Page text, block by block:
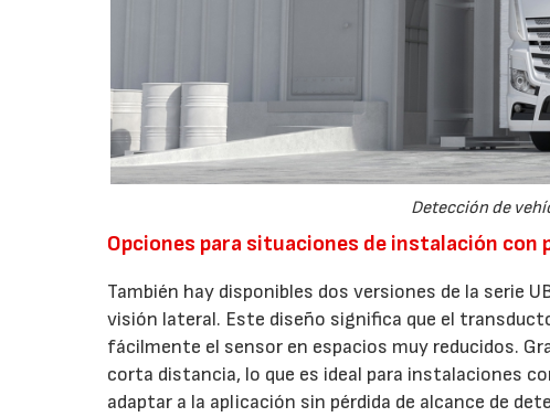
Detección de
Opciones para situaciones de instalación
También hay disponibles dos versiones de la serie
visión lateral. Este diseño significa que el
fácilmente el sensor en espacios muy reducidos.
corta distancia, lo que es ideal para instalaciones
adaptar a la aplicación sin pérdida de alcance de